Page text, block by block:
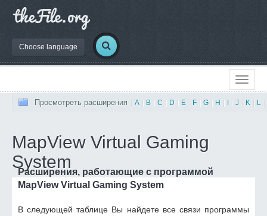
Choose language
Просмотреть расширения A B C D E F G H J K L
MapView Virtual Gaming
System
Расширения, работающие с программой
MapView Virtual Gaming System
В следующей таблице Вы найдете все связи программы